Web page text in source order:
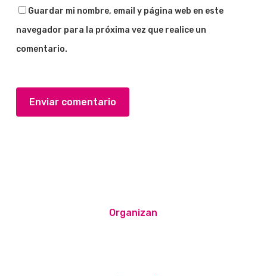
Guardar mi nombre, email y página web en este
navegador para la próxima vez que realice un
comentario.
Organizan